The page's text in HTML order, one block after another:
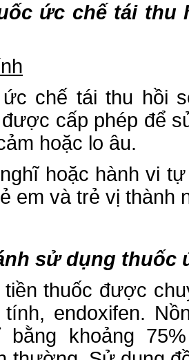
ức chế tái thu
chế tái thu hồi
cấp phép để
hoặc lo âu.
hoặc hành vi
em và trẻ vị thành
sử dụng thuốc
tiền thuốc được
endoxifen.
bằng khoảng